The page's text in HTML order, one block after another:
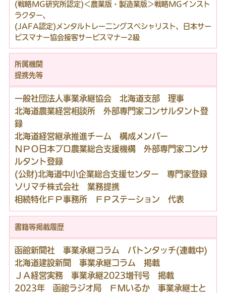
(戦略MG研究所認定)＜農業版・製造業版＞戦略MGインスト
ラクター、
(JAFA認定)メンタルトレーニングスペシャリスト、日本サー
ビスマナー協会接客サービスマナー2級
所属機関
提携先等
一般社団法人事業承継協会 北海道支部 理事
北海道農業経営相談所 外部専門家コンサルタント登
録
北海道経営継承推進チーム 構成メンバー
ＮＰＯ日本プロ農業総合支援機構 外部専門家コンサ
ルタント登録
(公財)北海道中小企業総合支援センター 専門家登録
ソリマチ株式会社 業務提携
相続特化ＦＰ事務所 ＦＰステーション 代表
書籍等掲載履歴
函館新聞社 事業承継コラム バトンタッチ(連載中)
北海道建設新聞 事業承継コラム 掲載
ＪＡ経営実務 事業承継2023増刊号 掲載
2023年 函館ラジオ局 ＦＭいるか 事業承継士と